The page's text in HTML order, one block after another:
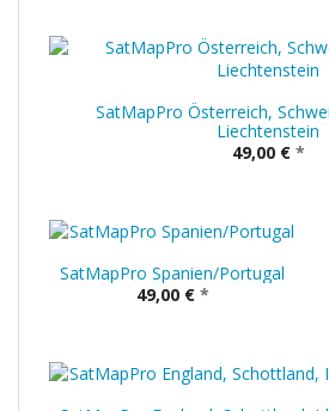
SatMapPro Österreich,
Liechtenstein
49,00 € *
SatMapPro Spanien/Portugal
49,00 € *